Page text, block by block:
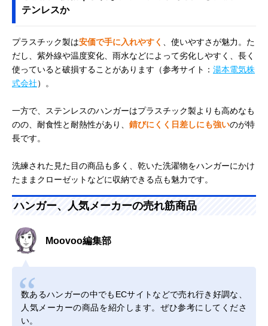
テンレスか
プラスチック製は安価で手に入れやすく
、使いやすさが魅力。た
だし、紫外線や温度変化、雨水などによって劣化しやすく、長く
使っていると破損することがあります（参考サイト： 湯本電気株
式会社）。
一方で、ステンレスのハンガーはプラスチック製よりも高めなも
のの、耐食性と耐熱性があり、 錆びにくく日差しにも強いのが特
長です。
洗練された見た目の商品も多く、乾いた洗濯物をハンガーにかけ
たままクローゼットなどに収納できる点も魅力です。
ハンガー、人気メーカーの売れ筋商品
Moovoo編集部
数あるハンガーの中でもECサイトなどで売れ行き好調な、
人気メーカーの商品を紹介します。ぜひ参考にしてくださ
い。